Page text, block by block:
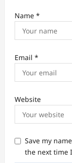
Name *
Email *
Website
Save my
the next time